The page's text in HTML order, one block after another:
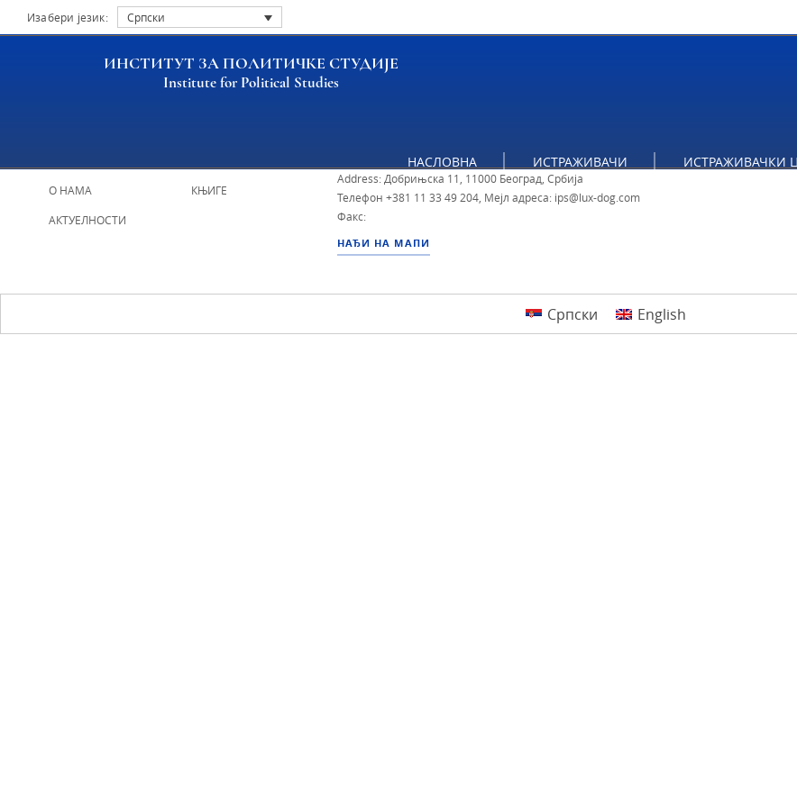
Изабери језик: Српски
ИНСТИТУТ ЗА ПОЛИТИЧКЕ СТУДИЈЕ
Institute for Political Studies
НАСЛОВНА ИСТРАЖИВАЧИ ИСТРАЖИВАЧКИ
О НАМА
АКТУЕЛНОСТИ
КЊИГЕ
ИПС - Институт за политичке студије
Address: Добрињска 11, 11000 Београд, Србија
Телефон +381 11 33 49 204, Мејл адреса: ips@lux-dog.com
Факс:
НАЂИ НА МАПИ
Српски English